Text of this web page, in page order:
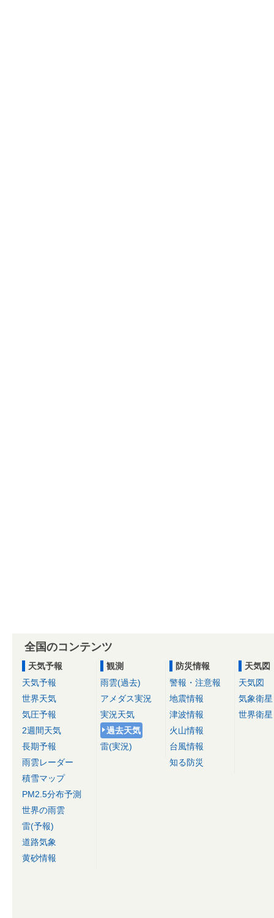
全国のコンテンツ
天気予報
天気予報
世界天気
気圧予報
2週間天気
長期予報
雨雲レーダー
積雪マップ
PM2.5分布予測
世界の雨雲
雷(予報)
道路気象
黄砂情報
観測
雨雲(過去)
アメダス実況
実況天気
過去天気
雷(実況)
防災情報
警報・注意報
地震情報
津波情報
火山情報
台風情報
知る防災
天気図
天気図
気象衛星
世界衛星